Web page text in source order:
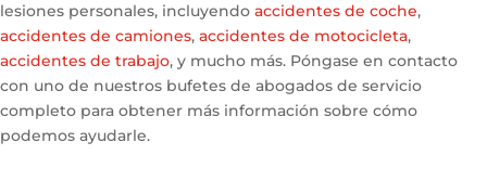
lesiones personales, incluyendo accidentes de coche,
accidentes de camiones, accidentes de motocicleta,
accidentes de trabajo, y mucho más. Póngase en contacto
con uno de nuestros bufetes de abogados de servicio
completo para obtener más información sobre cómo
podemos ayudarle.